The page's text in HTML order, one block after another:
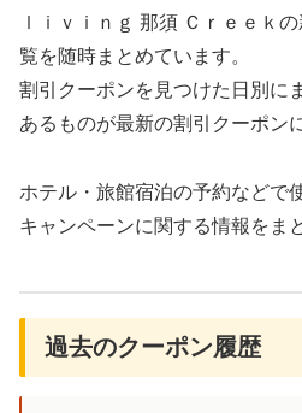
ｌｉｖｉｎｇ 那須 Ｃｒｅｅｋ
覧を随時まとめています。
割引クーポンを見つけた日別に
あるものが最新の割引クーポン
ホテル・旅館宿泊の予約などで
キャンペーンに関する情報をま
過去のクーポン履歴